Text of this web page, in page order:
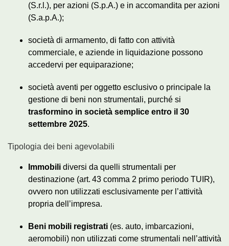
(S.r.l.), per azioni (S.p.A.) e in accomandita per azioni
(S.a.p.A.);
società di armamento, di fatto con attività
commerciale, e aziende in liquidazione possono
accedervi per equiparazione;
società aventi per oggetto esclusivo o principale la
gestione di beni non strumentali, purché si
trasformino in società semplice entro il 30
settembre 2025.
Tipologia dei beni agevolabili
Immobili diversi da quelli strumentali per
destinazione (art. 43 comma 2 primo periodo TUIR),
ovvero non utilizzati esclusivamente per l’attività
propria dell’impresa.
Beni mobili registrati (es. auto, imbarcazioni,
aeromobili) non utilizzati come strumentali nell’attività